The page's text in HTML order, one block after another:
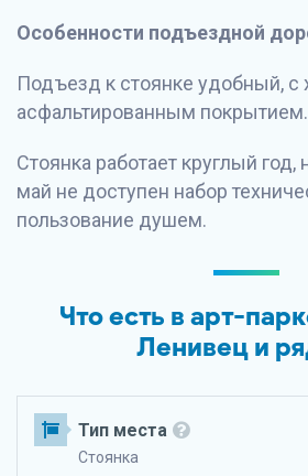
Особенности подъездной
Подъезд к стоянке удобный,
асфальтированным покрытием.
Стоянка работает круглый год,
май не доступен набор
пользование душем.
Что есть в арт-
Ленивец и
Тип места
Стоянка